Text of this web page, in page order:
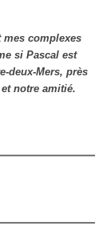
complexes
si Pascal est
deux-Mers, près
notre amitié.